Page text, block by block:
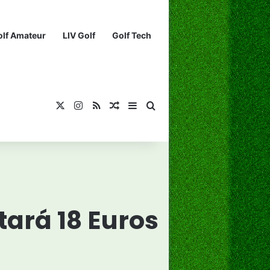
Amateur LIV Golf Golf Tech
Instagram
RSS ¡Muéstrame un artículo
Barra lateral
Buscar...
18 Euros